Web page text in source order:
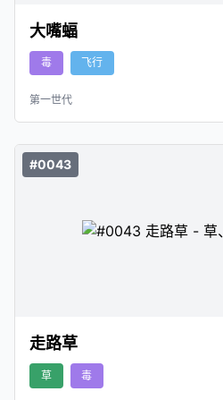
大嘴蝠
毒 飞行
第一世代
#0043
走路草
草 毒